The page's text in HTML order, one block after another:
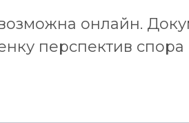
онлайн.
перспектив